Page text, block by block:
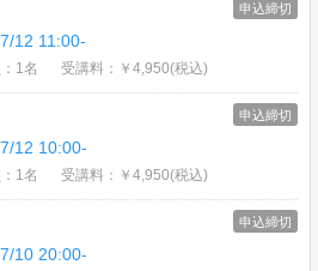
12 11:00-
申込締切
1名 受講料：￥4,950(税込)
12 10:00-
申込締切
1名 受講料：￥4,950(税込)
10 20:00-
申込締切